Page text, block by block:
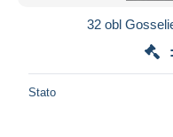
32 obl
Stato